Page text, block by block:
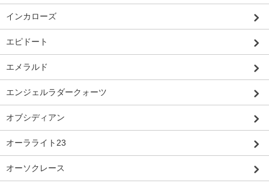
インカローズ
エピドート
エメラルド
エンジェルラダークォーツ
オブシディアン
オーラライト23
オーソクレース